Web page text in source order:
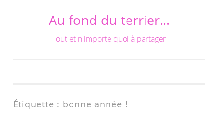
Au fond du terrier…
Tout et n'importe quoi à partager
Étiquette : bonne année !